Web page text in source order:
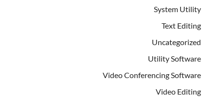
System Utility
Text Editing
Uncategorized
Utility Software
Video Conferencing Software
Video Editing